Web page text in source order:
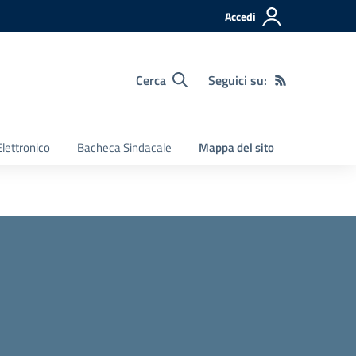
Accedi
Cerca Seguici su:
Bacheca Sindacale Mappa del sito